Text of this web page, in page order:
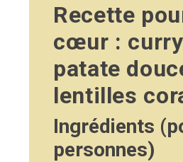
Recette
cœur :
patate
lentilles
Ingrédients
personnes)